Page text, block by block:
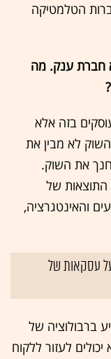
הטלמטיקה
חברת ענק. מה
בזה אלא
לא מבין את
את השוק.
התוצאות של
והאינטגרציה,
על עסקאות של
ברבולוציה של
לעזור ללקוח